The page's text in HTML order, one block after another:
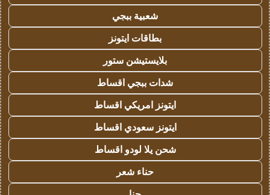
شعبية ببجي
بطاقات ايتونز
بلايستيشن ستور
شدات ببجي اقساط
ايتونز امريكي اقساط
ايتونز سعودي اقساط
شحن يلا لودو اقساط
حناء شعر